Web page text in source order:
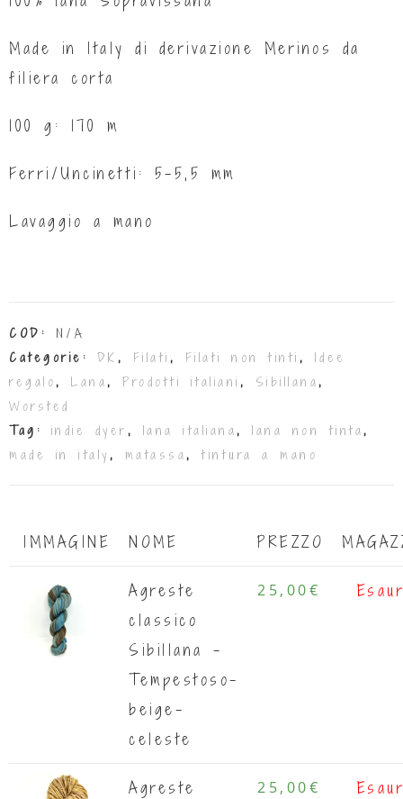
Made in Italy di derivazione Merinos da
filiera corta
100 g: 170 m
Ferri/Uncinetti: 5-5,5 mm
Lavaggio a mano
COD: N/A
Categorie: DK , Filati , Filati non tinti , Idee
regalo , Lana , Prodotti italiani , Sibillana ,
Worsted
Tag: indie dyer , lana italiana , lana non tinta ,
made in italy , matassa ,tintura a mano
IMMAGINE NOME PREZZO
Agreste
classico
Sibillana -
Tempestoso-
beige-
celeste
25,00€
Agreste
25,00€